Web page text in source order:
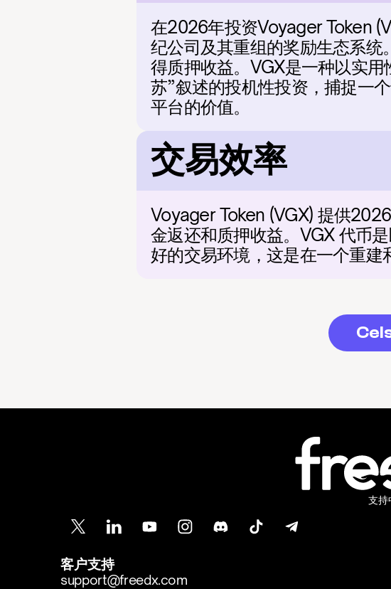
在2026年投资Voyager Token
纪公司及其重组的奖励生态系
得质押收益。VGX是一种以实
苏”叙述的投机性投资，捕捉一
平台的价值。
交易效率
Voyager Token (VGX) 提供
金返还和质押收益。VGX 代币
好的交易环境，这是在一个重建
支持
客户支持
support@freedx.com